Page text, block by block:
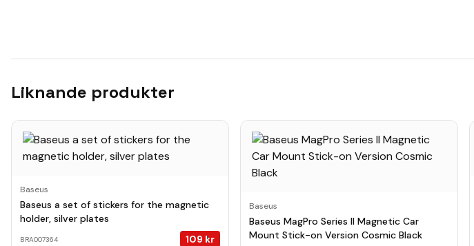
Liknande produkter
Baseus
Baseus a set of stickers for the magnetic
holder, silver plates
BRA007364 109 kr
Baseus
Baseus MagPro Series II Magnetic Car
Mount Stick-on Version Cosmic Black